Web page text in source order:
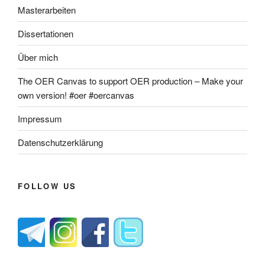
Masterarbeiten
Dissertationen
Über mich
The OER Canvas to support OER production – Make your
own version! #oer #oercanvas
Impressum
Datenschutzerklärung
FOLLOW US